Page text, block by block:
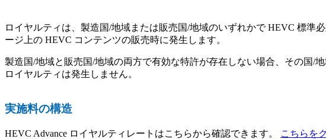
ロイヤルティは、製造国/地域または販売国/地域のいずれかで HEVC 標準
ージ上の HEVC コンテンツの販売時に発生します。
製造国/地域と販売国/地域の両方で有効な特許が存在しない場合、その国/
ロイヤルティは発生しません。
実施料の構造
HEVC Advance ロイヤルティレートはこちらから確認できます。 こちらを